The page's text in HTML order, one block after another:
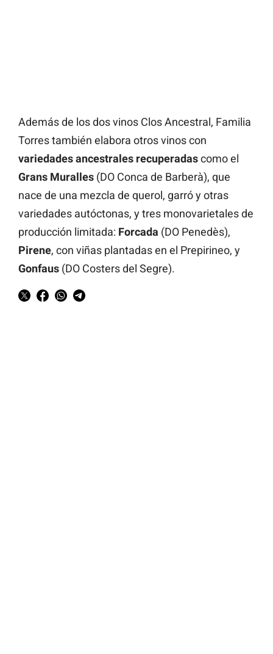
Además de los dos vinos Clos Ancestral, Familia
Torres también elabora otros vinos con
variedades ancestrales recuperadascomo el
Grans Muralles (DO Conca de Barberà), que
nace de una mezcla de querol, garró y otras
variedades autóctonas, y tres monovarietales de
producción limitada: Forcada (DO Penedès),
Pirene, con viñas plantadas en el Prepirineo, y
Gonfaus (DO Costers del Segre).